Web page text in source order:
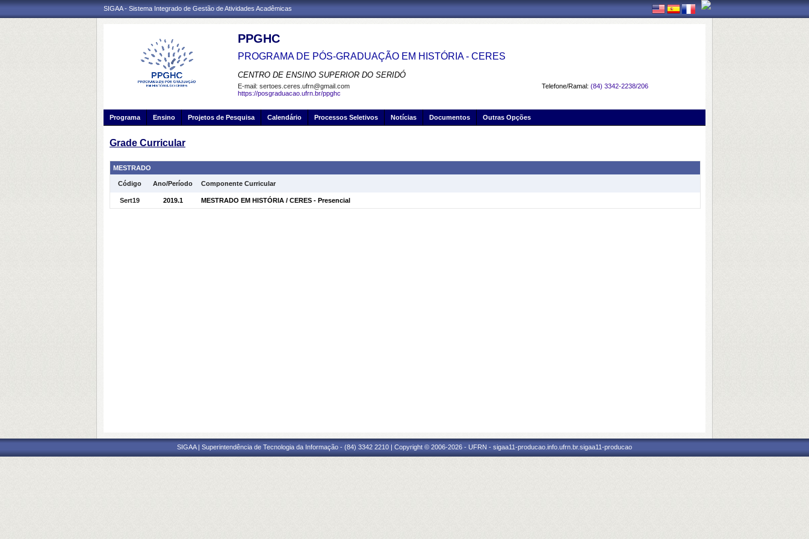
SIGAA - Sistema Integrado de Gestão de Atividades Acadêmicas
PPGHC
PROGRAMA DE PÓS-GRADUAÇÃO EM HISTÓRIA - CERES
CENTRO DE ENSINO SUPERIOR DO SERIDÓ
Telefone/Ramal: (84) 3342-2238/206
E-mail: sertoes.ceres.ufrn@gmail.com
https://posgraduacao.ufrn.br/ppghc
Programa Ensino Projetos de Pesquisa Calendário Processos Seletivos Notícias Documentos Outras Opções
Grade Curricular
MESTRADO
Código Ano/Período Componente Curricular
Sert19 2019.1 MESTRADO EM HISTÓRIA / CERES - Presencial
SIGAA | Superintendência de Tecnologia da Informação - (84) 3342 2210 | Copyright © 2006-2026 - UFRN - sigaa11-producao.info.ufrn.br.sigaa11-producao